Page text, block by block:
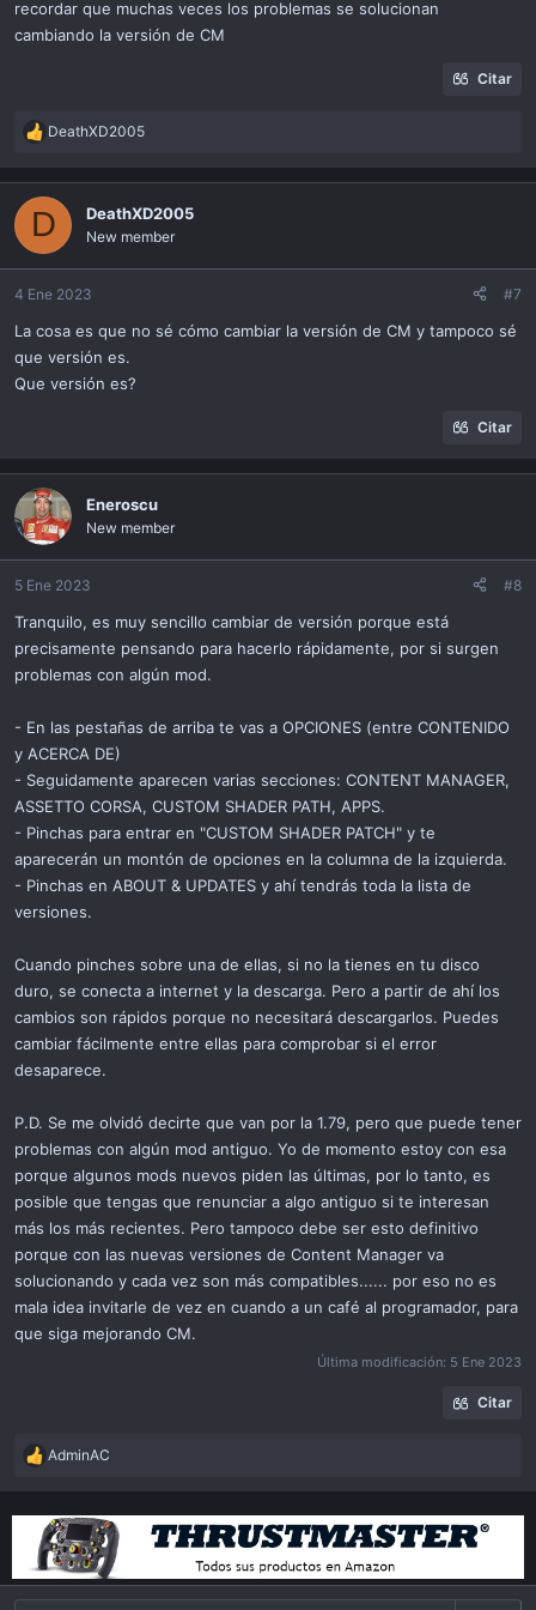
recordar que muchas veces los problemas se solucionan
cambiando la versión de CM
Citar
R
a
c
i
o
n
:
DeathXD2005
D DeathXD2005
New member
4 Ene 2023 #7
La cosa es que no sé cómo cambiar la versión de CM y tampoco sé
que versión es.
Que versión es?
Citar
Eneroscu
New member
5 Ene 2023 #8
Tranquilo, es muy sencillo cambiar de versión porque está
precisamente pensando para hacerlo rápidamente, por si surgen
problemas con algún mod.
- En las pestañas de arriba te vas a OPCIONES (entre CONTENIDO
y ACERCA DE)
- Seguidamente aparecen varias secciones: CONTENT MANAGER,
ASSETTO CORSA, CUSTOM SHADER PATH, APPS.
- Pinchas para entrar en "CUSTOM SHADER PATCH" y te
aparecerán un montón de opciones en la columna de la izquierda.
- Pinchas en ABOUT & UPDATES y ahí tendrás toda la lista de
versiones.
Cuando pinches sobre una de ellas, si no la tienes en tu disco
duro, se conecta a internet y la descarga. Pero a partir de ahí los
cambios son rápidos porque no necesitará descargarlos. Puedes
cambiar fácilmente entre ellas para comprobar si el error
desaparece.
P.D. Se me olvidó decirte que van por la 1.79, pero que puede tener
problemas con algún mod antiguo. Yo de momento estoy con esa
porque algunos mods nuevos piden las últimas, por lo tanto, es
posible que tengas que renunciar a algo antiguo si te interesan
más los más recientes. Pero tampoco debe ser esto definitivo
porque con las nuevas versiones de Content Manager va
solucionando y cada vez son más compatibles...... por eso no es
mala idea invitarle de vez en cuando a un café al programador, para
que siga mejorando CM.
Última modificación: 5 Ene 2023
Citar
R
AdminAC